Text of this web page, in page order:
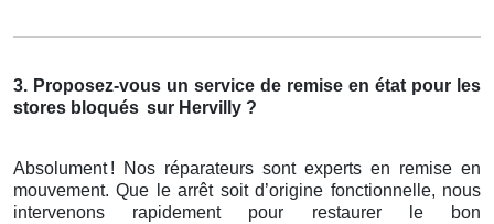
3. Proposez-vous un service de remise en état pour les
stores bloqués sur Hervilly ?
Absolument ! Nos réparateurs sont experts en remise en
mouvement. Que le arrêt soit d’origine fonctionnelle, nous
intervenons rapidement pour restaurer le bon